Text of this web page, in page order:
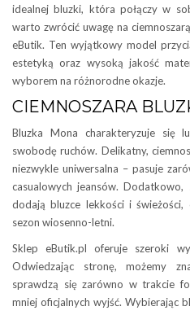
idealnej bluzki, która połączy w
warto zwrócić uwagę na
eButik. Ten wyjątkowy model
estetyką oraz wysoką jakość
wyborem na różnorodne okazje.
CIEMNOSZARA
Bluzka Mona charakteryzuje się
swobodę ruchów. Delikatny,
niezwykle uniwersalna – pasuje
casualowych jeansów.
dodają bluzce lekkości i
sezon wiosenno-letni.
Sklep eButik.pl oferuje szeroki
Odwiedzając stronę, możemy
sprawdzą się zarówno w trakcie
mniej oficjalnych wyjść. Wybierając